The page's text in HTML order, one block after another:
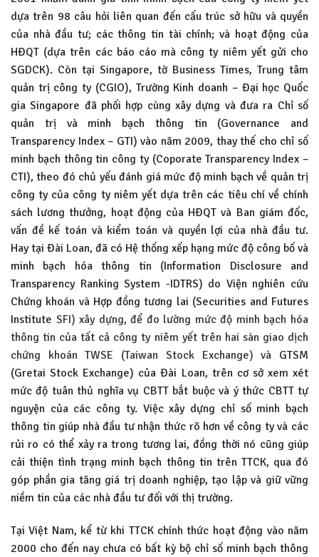
dựa trên 98 câu hỏi liên quan đến cấu trúc sở hữu và quyền
của nhà đầu tư; các thông tin tài chính; và hoạt động của
HĐQT (dựa trên các báo cáo mà công ty niêm yết gửi cho
SGDCK). Còn tại Singapore, tờ Business Times, Trung tâm
quản trị công ty (CGIO), Trường Kinh doanh – Đại học Quốc
gia Singapore đã phối hợp cùng xây dựng và đưa ra Chỉ số
quản trị và minh bạch thông tin (Governance and
Transparency Index – GTI) vào năm 2009, thay thế cho chỉ số
minh bạch thông tin công ty (Coporate Transparency Index –
CTI), theo đó chủ yếu đánh giá mức độ minh bạch về quản trị
công ty của công ty niêm yết dựa trên các tiêu chí về chính
sách lương thưởng, hoạt động của HĐQT và Ban giám đốc,
vấn đề kế toán và kiểm toán và quyền lợi của nhà đầu tư.
Hay tại Đài Loan, đã có Hệ thống xếp hạng mức độ công bố và
minh bạch hóa thông tin (Information Disclosure and
Transparency Ranking System -IDTRS) do Viện nghiên cứu
Chứng khoán và Hợp đồng tương lai (Securities and Futures
Institute SFI) xây dựng, để đo lường mức độ minh bạch hóa
thông tin của tất cả công ty niêm yết trên hai sàn giao dịch
chứng khoán TWSE (Taiwan Stock Exchange) và GTSM
(Gretai Stock Exchange) của Đài Loan, trên cơ sở xem xét
mức độ tuân thủ nghĩa vụ CBTT bắt buộc và ý thức CBTT tự
nguyện của các công ty. Việc xây dựng chỉ số minh bạch
thông tin giúp nhà đầu tư nhận thức rõ hơn về công ty và các
rủi ro có thể xảy ra trong tương lai, đồng thời nó cũng giúp
cải thiện tình trạng minh bạch thông tin trên TTCK, qua đó
góp phần gia tăng giá trị doanh nghiệp, tạo lập và giữ vững
niềm tin của các nhà đầu tư đối với thị trường.
Tại Việt Nam, kể từ khi TTCK chính thức hoạt động vào năm
2000 cho đến nay chưa có bất kỳ bộ chỉ số minh bạch thông